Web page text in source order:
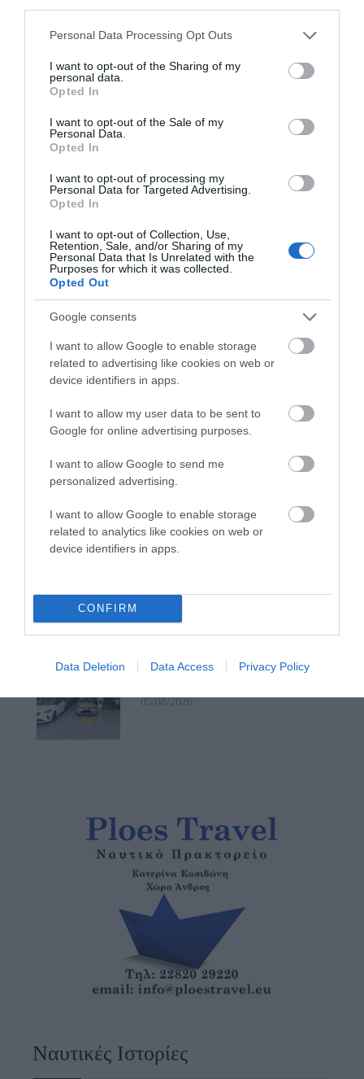
Please note that this website/app uses one or more Google
not limited to your visit or usage behaviour. You may click to
grant or deny consent to Google and its third-party tags to
use your data for below specified purposes in below Google
consent section.
Personal Data Processing Opt Outs
I want to opt-out of the Sharing of my
personal data.
Opted In
I want to opt-out of the Sale of my
Personal Data.
Opted In
I want to opt-out of processing my
Personal Data for Targeted Advertising.
Opted In
I want to opt-out of Collection, Use,
Retention, Sale, and/or Sharing of my
Personal Data that Is Unrelated with the
Purposes for which it was collected.
Opted Out
Google consents
I want to allow Google to enable storage
related to advertising like cookies on web or
device identifiers in apps.
I want to allow my user data to be sent to
Google for online advertising purposes.
I want to allow Google to send me
personalized advertising.
I want to allow Google to enable storage
related to analytics like cookies on web or
device identifiers in apps.
CONFIRM
Data Deletion Data Access Privacy Policy
Απαράδεκτη εμπειρία στη Ραφήνα. Φωτογραφίες από την
αναχώρηση εκείνης της ώρας…
ΑΠΟΚΛΕΙΣΤΙΚΟ: «ΕΤΣΙ ΑΝΑΚΑΛΥΨΑ ΤΟ
ΣΗΜΑΝΤΙΚΟ ΑΡΧΑΙΟ ΝΑΥΑΓΙΟ ΤΗΣ ΑΝΔΡΟΥ!…»
«ΑΥΤΗ ΤΗΝ ΑΝΔΡΟ ΘΕΛΟΥΜΕ…»
Πρόσφατα Άρθρα
ΟΙ «ΕΥΤΥΧΙΣΜΕΝΕΣ
ΜΕΡΕΣ» ΕΙΝΑΙ ΜΠΡΟΣΤΑ:
Μια επίκαιρη ανάλυση για
Η Άνδρος συνεχίζει να
μπαρκάρει…
06/08/2026
εδώ. Χρειάζεται όμως
ευκαιρίες για να φανεί.
05/08/2026
Η Φιλαρμονική του
Άνδρου τίμησε τον
ΡΑΦΗΝΑ – ΘΕΟΥΤΑ
σημειώσατε…
05/08/2026
Ναυτικές Ιστορίες